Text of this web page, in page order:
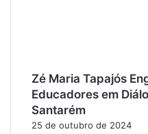
Zé Maria Tapajós
Educadores em
Santarém
25 de outubro de 2024